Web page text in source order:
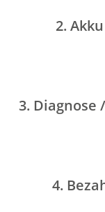
2.
3. Diagnose
4.